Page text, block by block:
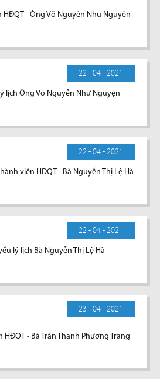
- Ông Võ Nguyễn Như Nguyện
22 - 04 - 2021
lịch Ông Võ Nguyễn Như Nguyện
22 - 04 - 2021
viên HĐQT - Bà Nguyễn Thị Lệ Hà
22 - 04 - 2021
lý lịch Bà Nguyễn Thị Lệ Hà
23 - 04 - 2021
- Bà Trần Thanh Phương Trang